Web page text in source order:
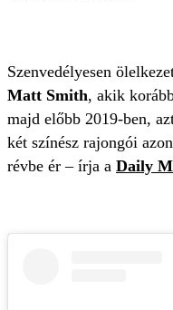
Szenvedélyesen
Matt Smith, akik
majd előbb 2019-ben,
két színész rajongói
révbe ér – írja a Daily